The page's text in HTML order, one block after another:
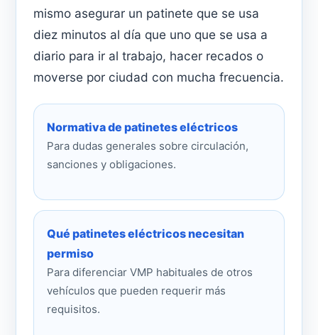
mismo asegurar un patinete que se usa
diez minutos al día que uno que se usa a
diario para ir al trabajo, hacer recados o
moverse por ciudad con mucha frecuencia.
Normativa de patinetes eléctricos
Para dudas generales sobre circulación,
sanciones y obligaciones.
Qué patinetes eléctricos necesitan
permiso
Para diferenciar VMP habituales de otros
vehículos que pueden requerir más
requisitos.